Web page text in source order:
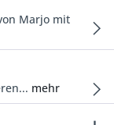
Marjo mit
mehr